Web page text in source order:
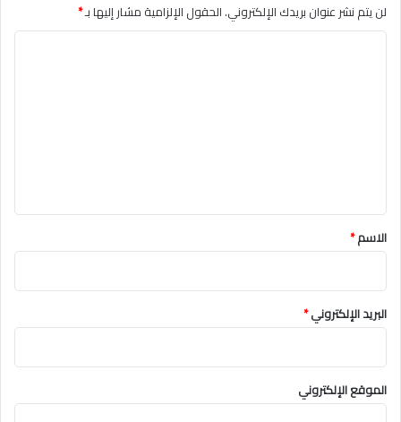
لن يتم نشر عنوان بريدك الإلكتروني.الحقول الإلزامية مشار إليها بـ*
*
الاسم*
البريد الإلكتروني*
الموقع الإلكتروني